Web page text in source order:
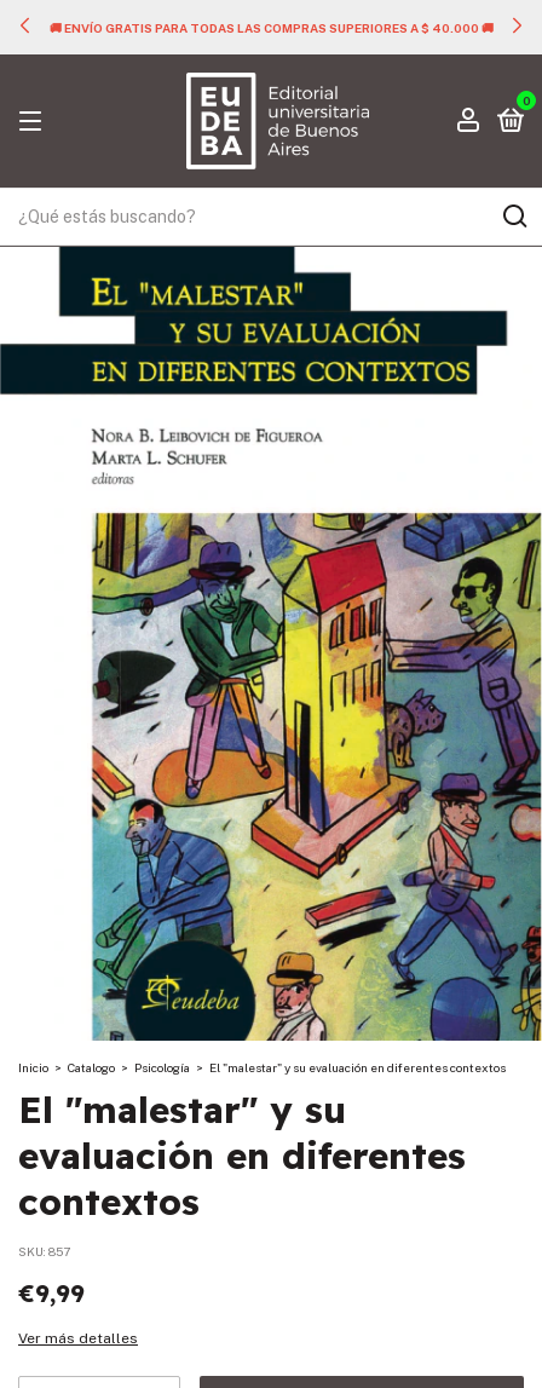
🚚 ENVÍO GRATIS PARA TODAS LAS COMPRAS SUPERIORES A $ 40.000 🚚
0
Inicio > Catalogo > Psicología > El "malestar" y su evaluación en diferentes contextos
El "malestar" y su
evaluación en diferentes
contextos
SKU: 857
€9,99
Ver más detalles